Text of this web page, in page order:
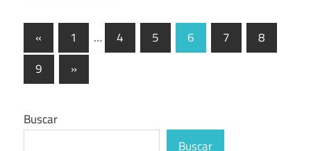
Paginación
de
entradas
« Entradas
anteriores
1 … 4 5 6 7
8
9
Entradas
siguientes
»
Buscar
Buscar